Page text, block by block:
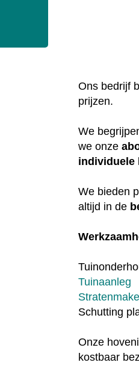
Ons bedrijf
prijzen.
We
we onze
individuele
We bieden
altijd in de
Tuinaanleg
Schutting
Onze
kostbaar